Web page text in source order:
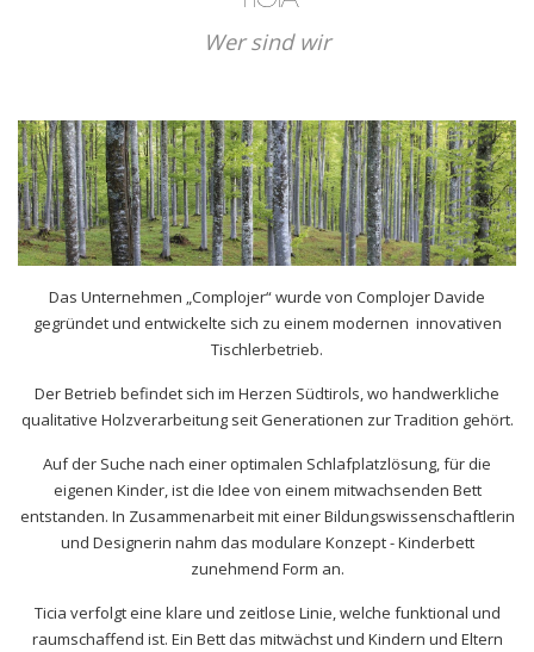
Wer sind wir
Das Unternehmen „Complojer“ wurde von Complojer Davide
gegründet und entwickelte sich zu einem modernen innovativen
Tischlerbetrieb.
Der Betrieb befindet sich im Herzen Südtirols, wo handwerkliche
qualitative Holzverarbeitung seit Generationen zur Tradition gehört.
Auf der Suche nach einer optimalen Schlafplatzlösung, für die
eigenen Kinder, ist die Idee von einem mitwachsenden Bett
entstanden. In Zusammenarbeit mit einer Bildungswissenschaftlerin
und Designerin nahm das modulare Konzept - Kinderbett
zunehmend Form an.
Ticia verfolgt eine klare und zeitlose Linie, welche funktional und
raumschaffend ist. Ein Bett das mitwächst und Kindern und Eltern